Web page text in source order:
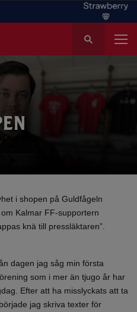
k
t
i shopen på Guldfågeln
Kalmar FF-supportern
knä till pressläktaren”.
dagen jag såg min första
som i mer än tjugo år har
Efter att ha misslyckats att ta
jag skriva texter för